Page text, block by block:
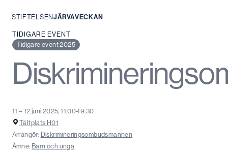
Hoppa
innehåll
STIFTELSENJÄRVAVECKAN
TIDIGARE EVENT
Tidigare event 2025
11 – 12 juni 2025, 11:00-19:30
Tältplats H01
Arrangör: Diskrimineringsombudsmannen
Ämne: Barn och unga